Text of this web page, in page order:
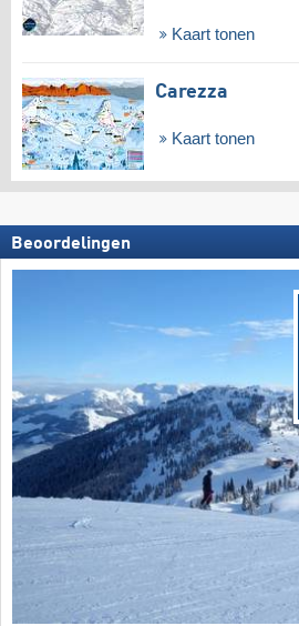
Kaart tonen
Carezza
Kaart tonen
Beoordelingen